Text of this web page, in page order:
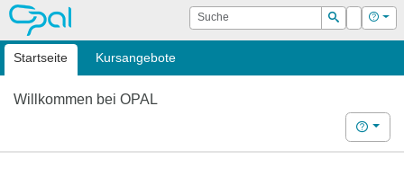
OPAL Suche
Suchen
Login Hilfe
Startseite Kursangebote
Willkommen bei OPAL
Hilfe